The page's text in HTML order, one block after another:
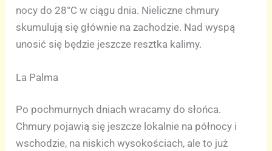
nocy do 28°C w ciągu dnia. Nieliczne chmury
skumulują się głównie na zachodzie. Nad wyspą
unosić się będzie jeszcze resztka kalimy.
La Palma
Po pochmurnych dniach wracamy do słońca.
Chmury pojawią się jeszcze lokalnie na północy i
wschodzie, na niskich wysokościach, ale to już